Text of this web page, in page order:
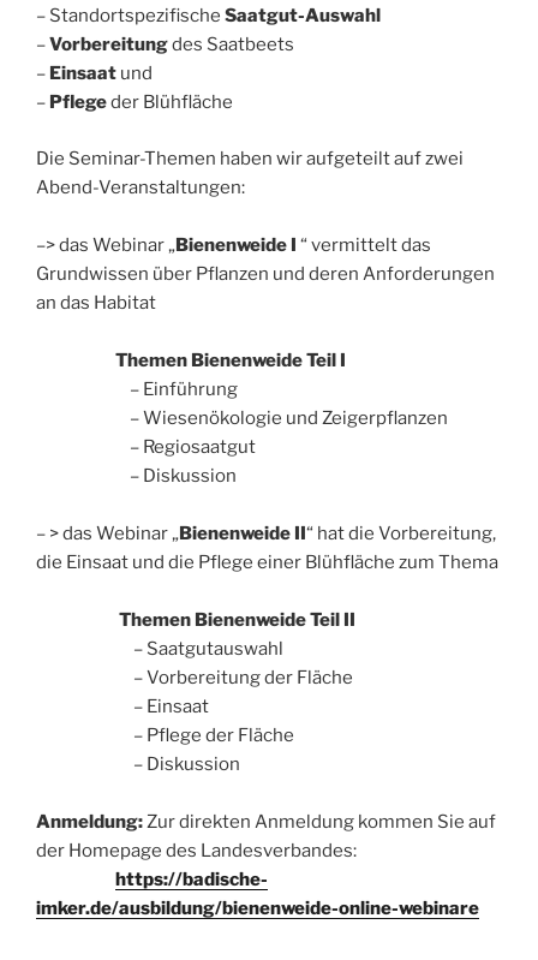
– Standortspezifische Saatgut-Auswahl
–Vorbereitungdes Saatbeets
– Einsaat und
– Pflegeder Blühfläche
Die Seminar-Themen haben wir aufgeteilt auf zwei
Abend-Veranstaltungen:
–> das Webinar „Bienenweide I “ vermittelt das
Grundwissen über Pflanzen und deren Anforderungen
an das Habitat
Themen Bienenweide Teil I
– Einführung
– Wiesenökologie und Zeigerpflanzen
– Regiosaatgut
– Diskussion
– > das Webinar „Bienenweide II“ hat die Vorbereitung,
die Einsaat und die Pflege einer Blühfläche zum Thema
Themen Bienenweide Teil II
– Saatgutauswahl
– Vorbereitung der Fläche
– Einsaat
– Pflege der Fläche
– Diskussion
Anmeldung:Zur direkten Anmeldung kommen Sie auf
der Homepage des Landesverbandes:
https://badische-
imker.de/ausbildung/bienenweide-online-webinare